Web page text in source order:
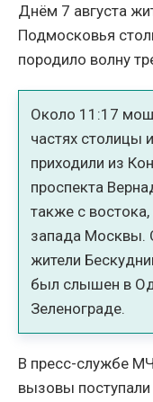
Днём 7 августа
Подмосковья
породило волну
Около 11:17
частях столицы
приходили из
проспекта
также с
запада Москвы.
жители
был слышен в
Зеленограде.
В пресс-службе
вызовы поступали